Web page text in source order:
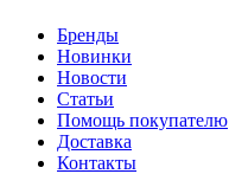
Бренды
Новинки
Новости
Статьи
Помощь покупателю
Доставка
Контакты